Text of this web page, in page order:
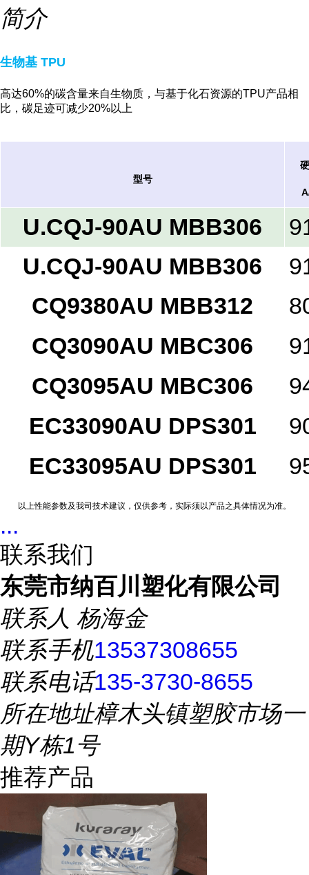
简介
生物基 TPU
高达60%的碳含量来自生物质，与基于化石资源的TPU产品相
比，碳足迹可减少20%以上
型号
U.CQJ-90AU MBB306
U.CQJ-90AU MBB306
CQ9380AU MBB312
CQ3090AU MBC306
CQ3095AU MBC306
EC33090AU DPS301
EC33095AU DPS301
以上性能参数及我司技术建议，仅供参考，实际须以产品之具体情况为准。
...
联系我们
东莞市纳百川塑化有限公司
联系人 杨海金
联系手机13537308655
联系电话135-3730-8655
所在地址樟木头镇塑胶市场一
期Y栋1号
推荐产品